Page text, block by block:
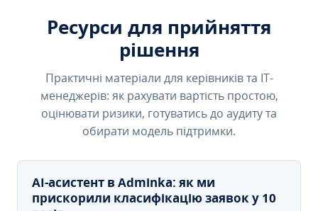
Ресурси для прийняття
рішення
Практичні матеріали для керівників та IT-
менеджерів: як рахувати вартість простою,
оцінювати ризики, готуватись до аудиту та
обирати модель підтримки.
AI-асистент в Adminka: як ми
прискорили класифікацію заявок у 10